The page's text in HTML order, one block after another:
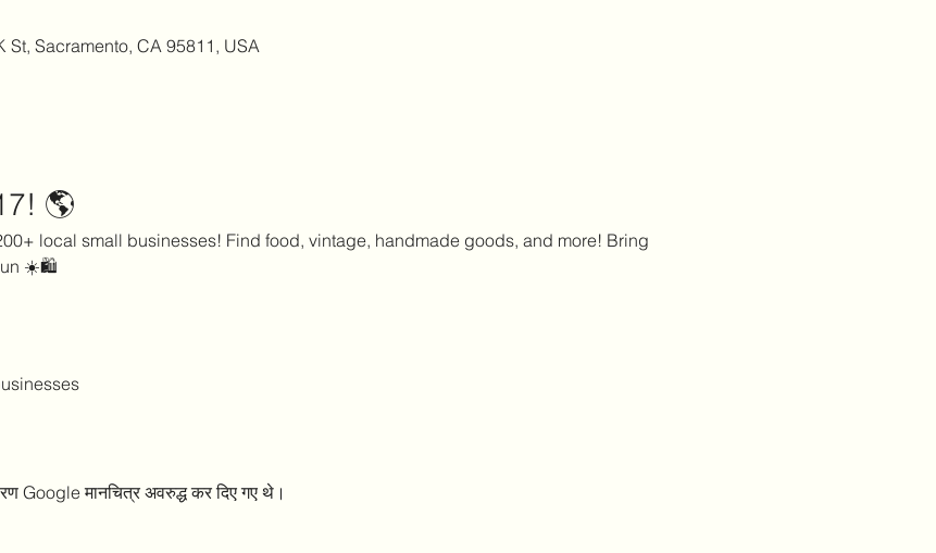
St, Sacramento, CA 95811, USA
🌎
local small businesses! Find food, vintage, handmade goods, and more! Bring
☀️🛍️
Google मानचित्र अवरुद्ध कर दिए गए थे।